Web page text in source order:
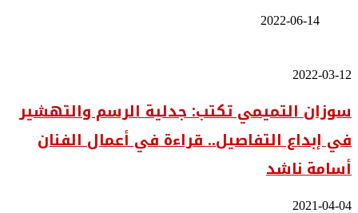
2022-06-14
سوزان
تكتب:
جدلية
الرسم
والتهشير
في
2022-03-12
سوزان التميمي تكتب: جدلية الرسم والتهشير
في إبداع التفاصيل.. قراءة في أعمال الفنان
أسامة ناشد
سوزان
2021-04-04